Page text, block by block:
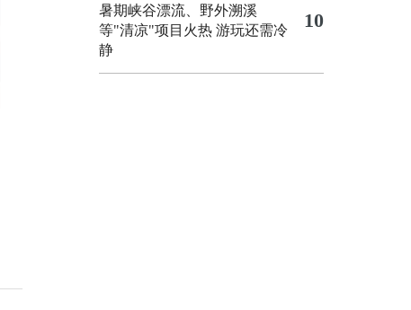
暑期峡谷漂流、野外溯溪
等"清凉"项目火热 游玩还需冷
静
10